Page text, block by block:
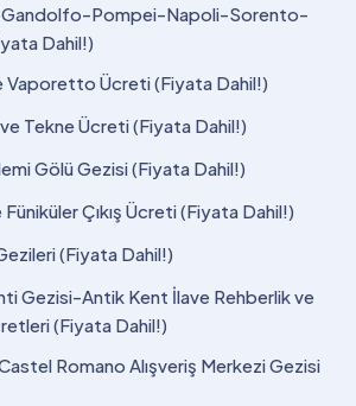
Gandolfo-Pompei-Napoli-Sorento-
Dahil!)
Vaporetto Ücreti (Fiyata Dahil!)
Tekne Ücreti (Fiyata Dahil!)
Gölü Gezisi (Fiyata Dahil!)
Çıkış Ücreti (Fiyata Dahil!)
(Fiyata Dahil!)
Gezisi-Antik Kent İlave Rehberlik ve
(Fiyata Dahil!)
Romano Alışveriş Merkezi Gezisi